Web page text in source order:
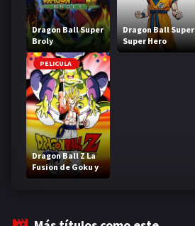
Dragon Ball Super
Broly
Dragon Ball Super
Super Hero
PELICULA
Dragon Ball Z La
Fusion de Goku y
Vegeta